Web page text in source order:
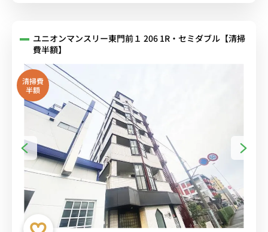
ユニオンマンスリー東門前１ 206 1R・セミダブル【清掃
費半額】
清掃費
半額